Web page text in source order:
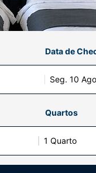
Data de
Seg. 10
Quartos
1 Quarto